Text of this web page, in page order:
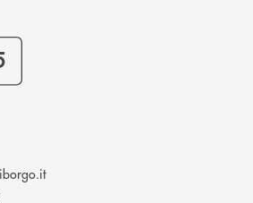
(si apre l’app di posta elettronica)